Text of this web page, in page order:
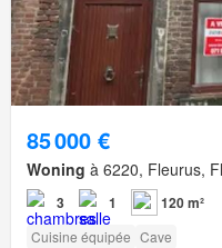
85 000 €
Woning à 6220, Fleurus,
3 1 120 m²
Cuisine équipée Cave